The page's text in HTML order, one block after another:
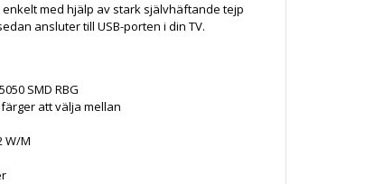
enkelt med hjälp av stark självhäftande tejp
ansluter till USB-porten i din TV.
SMD RBG
att välja mellan
W/M